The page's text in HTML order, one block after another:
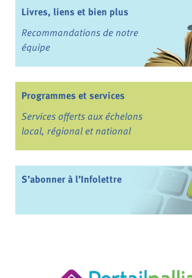
Livres, liens et bien plus
Recommandations de notre
équipe
Programmes et services
Services offerts aux échelons
local, régional et national
S’abonner à l’Infolettre